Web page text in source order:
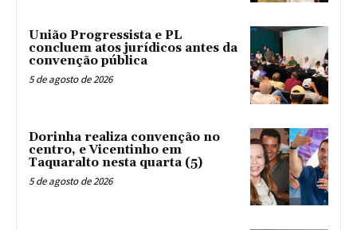
União Progressista e PL
concluem atos jurídicos antes da
convenção pública
5 de agosto de 2026
Dorinha realiza convenção no
centro, e Vicentinho em
Taquaralto nesta quarta (5)
5 de agosto de 2026